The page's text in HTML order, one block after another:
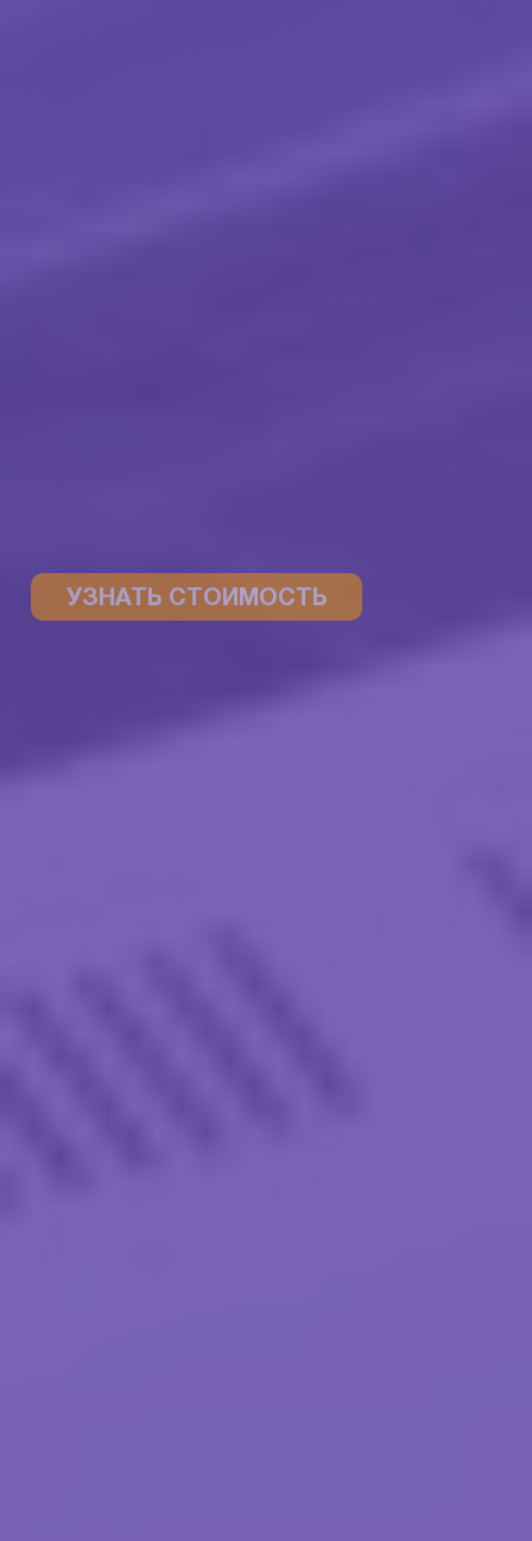
УЗНАТЬ СТОИМОСТЬ